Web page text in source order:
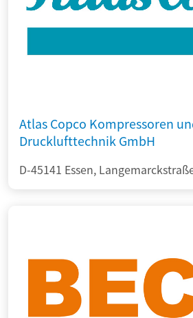
Atlas Copco Kompressoren
Drucklufttechnik GmbH
D-45141 Essen,